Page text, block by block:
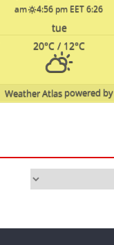
6:26 am
4:56 pm EET
tue
20°C / 12°C
powered by
Weather Atlas